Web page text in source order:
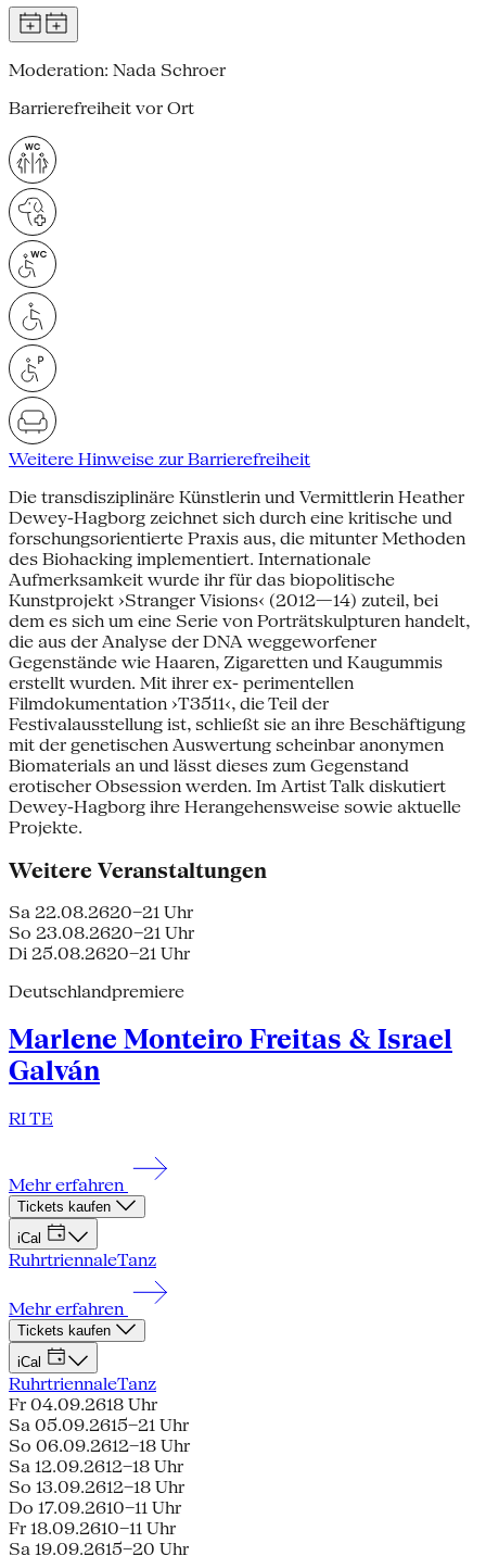
Moderation: Nada Schroer
Barrierefreiheit vor Ort
Weitere Hinweise zur Barrierefreiheit
Die transdisziplinäre Künstlerin und Vermittlerin Heather
Dewey-Hagborg zeichnet sich durch eine kritische und
forschungsorientierte Praxis aus, die mitunter Methoden
des Biohacking implementiert. Internationale
Aufmerksamkeit wurde ihr für das biopolitische
Kunstprojekt ›Stranger Visions‹ (2012—14) zuteil, bei
dem es sich um eine Serie von Porträtskulpturen handelt,
die aus der Analyse der DNA weggeworfener
Gegenstände wie Haaren, Zigaretten und Kaugummis
erstellt wurden. Mit ihrer ex- perimentellen
Filmdokumentation ›T3511‹, die Teil der
Festivalausstellung ist, schließt sie an ihre Beschäftigung
mit der genetischen Auswertung scheinbar anonymen
Biomaterials an und lässt dieses zum Gegenstand
erotischer Obsession werden. Im Artist Talk diskutiert
Dewey-Hagborg ihre Herangehensweise sowie aktuelle
Projekte.
Weitere Veranstaltungen
Sa 22.08.2620–21 Uhr
So 23.08.2620–21 Uhr
Di 25.08.2620–21 Uhr
Deutschlandpremiere
Marlene Monteiro Freitas & Israel
Galván
RI TE
Mehr erfahren
Tickets kaufen
iCal
RuhrtriennaleTanz
Mehr erfahren
Tickets kaufen
iCal
RuhrtriennaleTanz
Fr 04.09.2618 Uhr
Sa 05.09.2615–21 Uhr
So 06.09.2612–18 Uhr
Sa 12.09.2612–18 Uhr
So 13.09.2612–18 Uhr
Do 17.09.2610–11 Uhr
Fr 18.09.2610–11 Uhr
Sa 19.09.2615–20 Uhr